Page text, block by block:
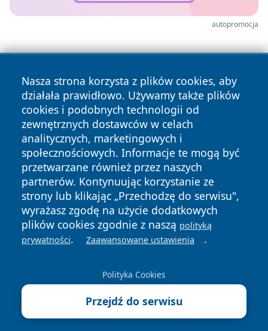
autopromocja
Nasza strona korzysta z plików cookies, aby
działała prawidłowo. Używamy także plików
cookies i podobnych technologii od
zewnętrznych dostawców w celach
analitycznych, marketingowych i
społecznościowych. Informacje te mogą być
przetwarzane również przez naszych
partnerów. Kontynuując korzystanie ze
strony lub klikając „Przechodzę do serwisu",
wyrażasz zgodę na użycie dodatkowych
plików cookies zgodnie z naszą polityką
prywatności. Zaawansowane ustawienia .
Polityka Cookies
Przejdź do serwisu
Copyright © 2026 mojgorzow.pl Wszystkie prawa zastrzeżone.
News Autorzy
Polityka
Prywatności
Polityka
Cookies